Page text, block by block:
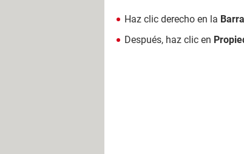
Haz clic derecho en la
Después, haz clic en